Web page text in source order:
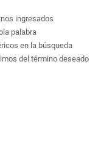
ingresados
palabra
en la búsqueda
del término deseado